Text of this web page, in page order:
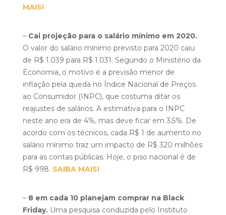
MAIS!
– Cai projeção para o salário mínimo em 2020.
O valor do salário mínimo previsto para 2020 caiu
de R$ 1.039 para R$ 1.031. Segundo o Ministério da
Economia, o motivo é a previsão menor de
inflação pela queda no Índice Nacional de Preços
ao Consumidor (INPC), que costuma ditar os
reajustes de salários. A estimativa para o INPC
neste ano era de 4%, mas deve ficar em 3,5%. De
acordo com os técnicos, cada R$ 1 de aumento no
salário mínimo traz um impacto de R$ 320 milhões
para as contas públicas. Hoje, o piso nacional é de
R$ 998. SAIBA MAIS!
– 8 em cada 10 planejam comprar na Black
Friday.Uma pesquisa conduzida pelo Instituto